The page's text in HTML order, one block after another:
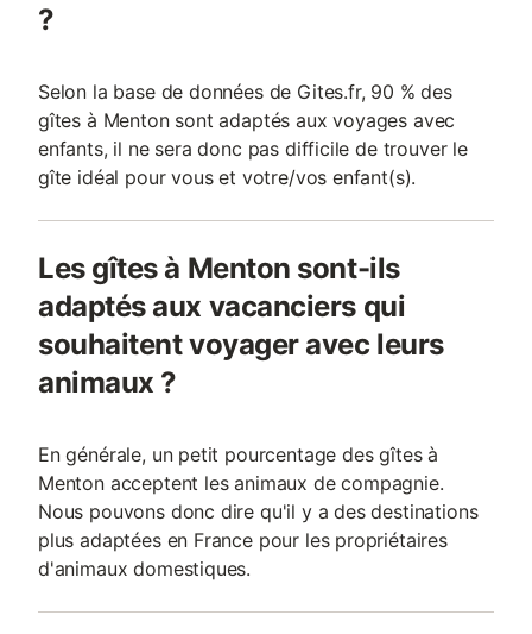
?
Selon la base de données de Gites.fr, 90 % des
gîtes à Menton sont adaptés aux voyages avec
enfants, il ne sera donc pas difficile de trouver le
gîte idéal pour vous et votre/vos enfant(s).
Les gîtes à Menton sont-ils
adaptés aux vacanciers qui
souhaitent voyager avec leurs
animaux ?
En générale, un petit pourcentage des gîtes à
Menton acceptent les animaux de compagnie.
Nous pouvons donc dire qu'il y a des destinations
plus adaptées en France pour les propriétaires
d'animaux domestiques.